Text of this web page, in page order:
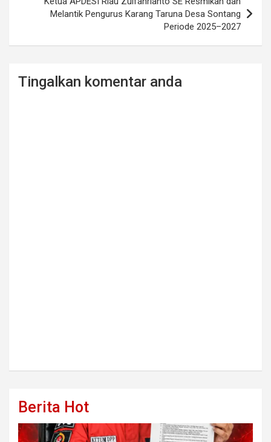
Melantik Pengurus Karang Taruna Desa Sontang
Periode 2025–2027
Tingalkan komentar anda
Berita Hot